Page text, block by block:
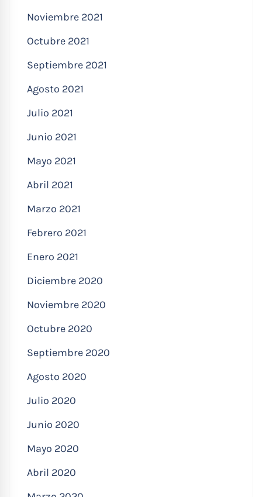
Noviembre 2021
Octubre 2021
Septiembre 2021
Agosto 2021
Julio 2021
Junio 2021
Mayo 2021
Abril 2021
Marzo 2021
Febrero 2021
Enero 2021
Diciembre 2020
Noviembre 2020
Octubre 2020
Septiembre 2020
Agosto 2020
Julio 2020
Junio 2020
Mayo 2020
Abril 2020